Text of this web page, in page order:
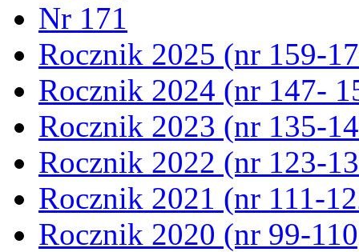
Nr 171
Rocznik 2025 (nr 159-
Rocznik 2024 (nr 147-
Rocznik 2023 (nr 135-
Rocznik 2022 (nr 123-
Rocznik 2021 (nr 111-
Rocznik 2020 (nr 99-